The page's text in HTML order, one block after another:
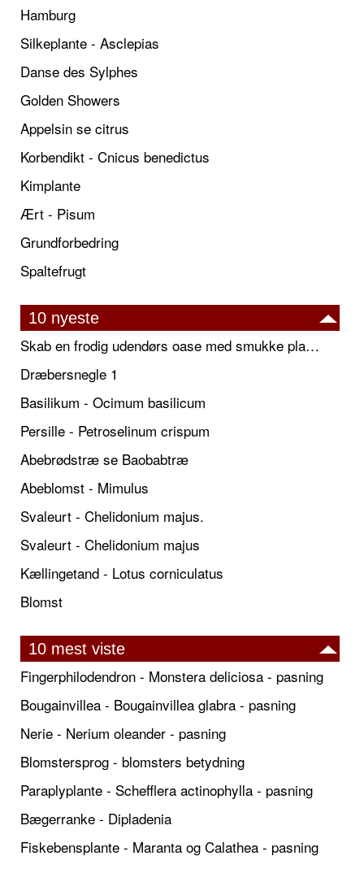
Hamburg
Silkeplante - Asclepias
Danse des Sylphes
Golden Showers
Appelsin se citrus
Korbendikt - Cnicus benedictus
Kimplante
Ært - Pisum
Grundforbedring
Spaltefrugt
10 nyeste
Skab en frodig udendørs oase med smukke plantekrukker og elegante espalier
Dræbersnegle 1
Basilikum - Ocimum basilicum
Persille - Petroselinum crispum
Abebrødstræ se Baobabtræ
Abeblomst - Mimulus
Svaleurt - Chelidonium majus.
Svaleurt - Chelidonium majus
Kællingetand - Lotus corniculatus
Blomst
10 mest viste
Fingerphilodendron - Monstera deliciosa - pasning
Bougainvillea - Bougainvillea glabra - pasning
Nerie - Nerium oleander - pasning
Blomstersprog - blomsters betydning
Paraplyplante - Schefflera actinophylla - pasning
Bægerranke - Dipladenia
Fiskebensplante - Maranta og Calathea - pasning